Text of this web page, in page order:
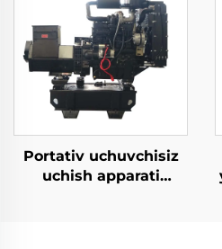
380V namunalardagi
voltaj Qayta ishga
tushirish
Portativ uchuvchisiz
uchish apparati